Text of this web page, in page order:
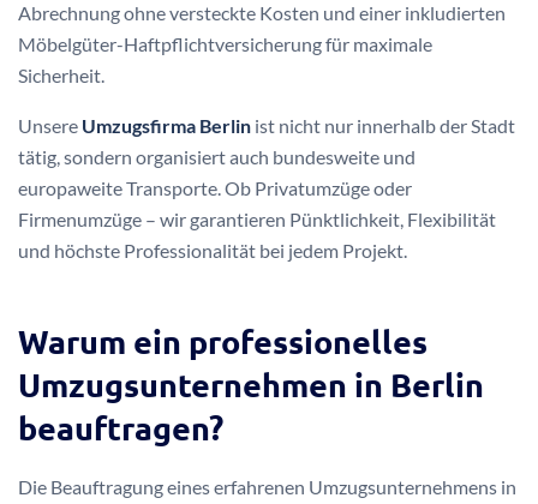
Abrechnung ohne versteckte Kosten und einer inkludierten
Möbelgüter-Haftpflichtversicherung für maximale
Sicherheit.
Unsere Umzugsfirma Berlin ist nicht nur innerhalb der Stadt
tätig, sondern organisiert auch bundesweite und
europaweite Transporte. Ob Privatumzüge oder
Firmenumzüge – wir garantieren Pünktlichkeit, Flexibilität
und höchste Professionalität bei jedem Projekt.
Warum ein professionelles
Umzugsunternehmen in Berlin
beauftragen?
Die Beauftragung eines erfahrenen Umzugsunternehmens in